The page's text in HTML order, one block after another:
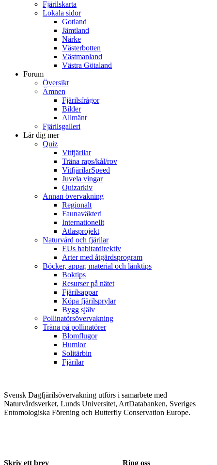
Fjärilskarta
Lokala sidor
Gotland
Jämtland
Närke
Västerbotten
Västmanland
Västra Götaland
Forum
Översikt
Ämnen
Fjärilsfrågor
Bilder
Allmänt
Fjärilsgalleri
Lär dig mer
Quiz
Vitfjärilar
Träna raps/kål/rov
VitfjärilarSpeed
Juvela vingar
Quizarkiv
Annan övervakning
Regionalt
Faunaväkteri
Internationellt
Atlasprojekt
Naturvård och fjärilar
EUs habitatdirektiv
Arter med åtgärdsprogram
Böcker, appar, material och länktips
Boktips
Resurser på nätet
Fjärilsappar
Köpa fjärilsprylar
Bygg själv
Pollinatörsövervakning
Träna på pollinatörer
Blomflugor
Humlor
Solitärbin
Fjärilar
Svensk Dagfjärilsövervakning utförs i samarbete med
Naturvårdsverket, Lunds Universitet, ArtDatabanken, Sveriges
Entomologiska Förening och Butterfly Conservation Europe.
Skriv ett brev Ring oss